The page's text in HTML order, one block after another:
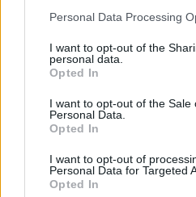
Personal Data Processing
I want to opt-out of the
personal data.
Opted In
I want to opt-out of the Sale
Personal Data.
Opted In
I want to opt-out of
Personal Data for Targeted
Opted In
differente, va
semplice.
Kaichou wa maid sama
simpaticissima serie di
in 26 episodi. Misaki è
frequenta le scuole
poche iscritte donne